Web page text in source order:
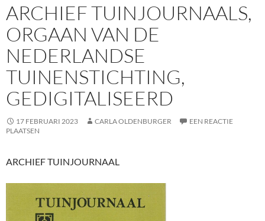
ARCHIEF TUINJOURNAALS,
ORGAAN VAN DE
NEDERLANDSE
TUINENSTICHTING,
GEDIGITALISEERD
17 FEBRUARI 2023 CARLA OLDENBURGER
EEN REACTIE
PLAATSEN
ARCHIEF TUINJOURNAAL